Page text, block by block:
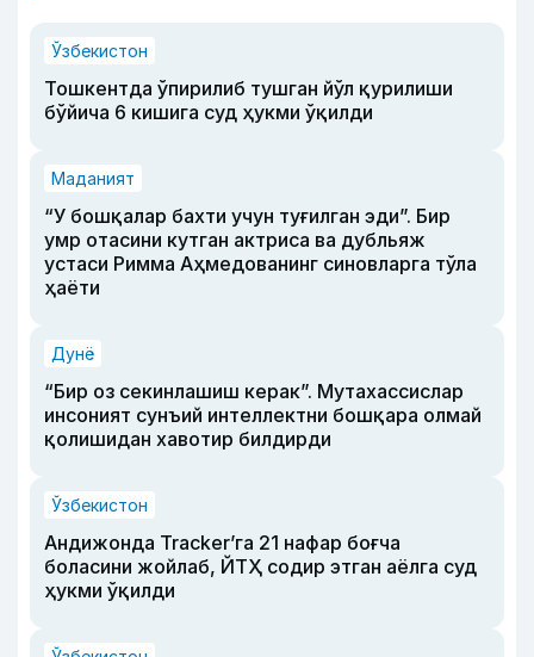
Ўзбекистон
Тошкентда ўпирилиб тушган йўл қурилиши
бўйича 6 кишига суд ҳукми ўқилди
Маданият
“У бошқалар бахти учун туғилган эди”. Бир
умр отасини кутган актриса ва дубльяж
устаси Римма Аҳмедованинг синовларга тўла
ҳаёти
Дунё
“Бир оз секинлашиш керак”. Мутахассислар
инсоният сунъий интеллектни бошқара олмай
қолишидан хавотир билдирди
Ўзбекистон
Андижонда Tracker’га 21 нафар боғча
боласини жойлаб, ЙТҲ содир этган аёлга суд
ҳукми ўқилди